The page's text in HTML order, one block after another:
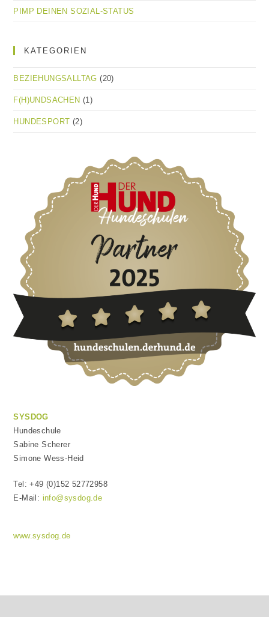
PIMP DEINEN SOZIAL-STATUS
KATEGORIEN
BEZIEHUNGSALLTAG (20)
F(H)UNDSACHEN (1)
HUNDESPORT (2)
SYSDOG
Hundeschule
Sabine Scherer
Simone Wess-Heid
Tel: +49 (0)152 52772958
E-Mail: info@sysdog.de
www.sysdog.de